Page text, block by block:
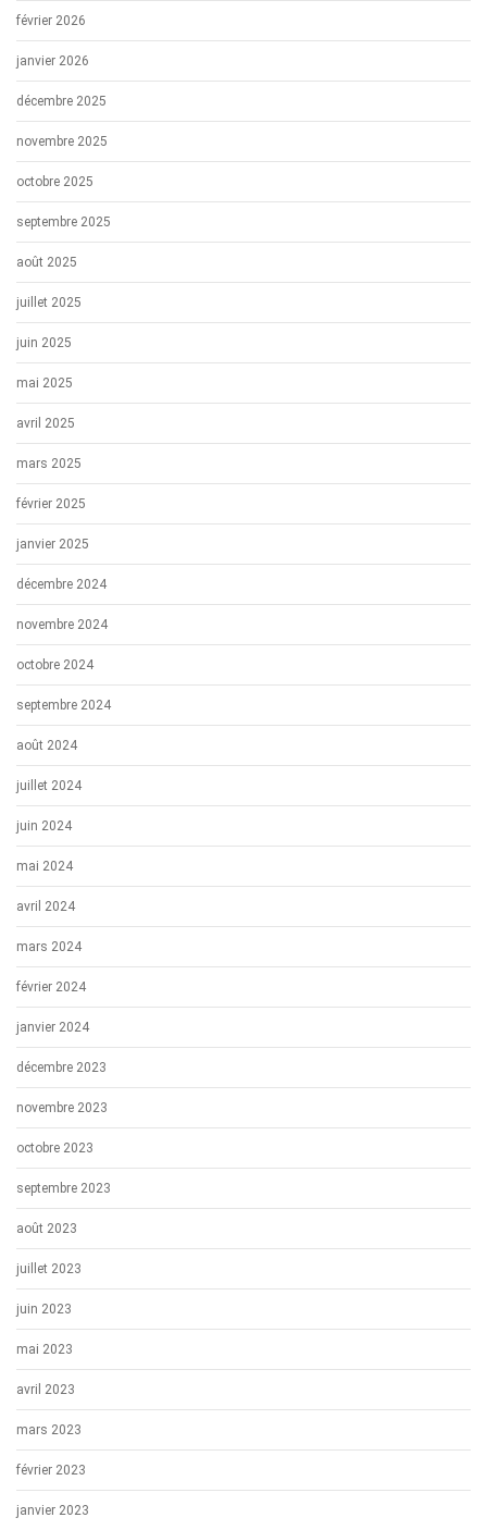
février 2026
janvier 2026
décembre 2025
novembre 2025
octobre 2025
septembre 2025
août 2025
juillet 2025
juin 2025
mai 2025
avril 2025
mars 2025
février 2025
janvier 2025
décembre 2024
novembre 2024
octobre 2024
septembre 2024
août 2024
juillet 2024
juin 2024
mai 2024
avril 2024
mars 2024
février 2024
janvier 2024
décembre 2023
novembre 2023
octobre 2023
septembre 2023
août 2023
juillet 2023
juin 2023
mai 2023
avril 2023
mars 2023
février 2023
janvier 2023